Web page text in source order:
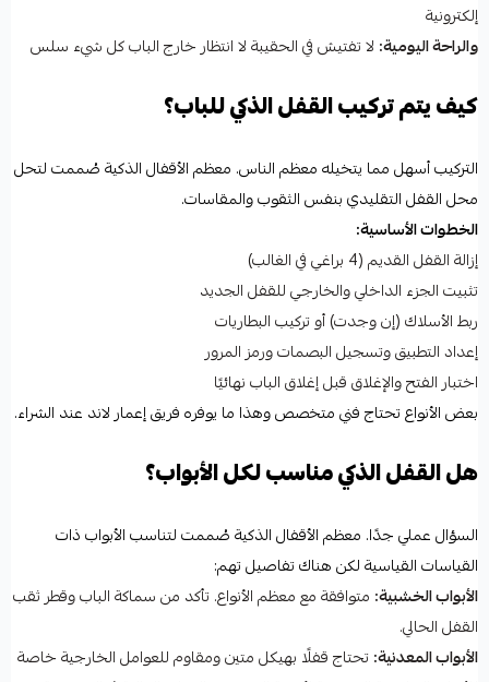
إلكترونية
والراحة اليومية: لا تفتيش في الحقيبة لا انتظار خارج الباب كل شيء سلس
كيف يتم تركيب القفل الذكي للباب؟
التركيب أسهل مما يتخيله معظم الناس. معظم الأقفال الذكية صُممت لتحل
محل القفل التقليدي بنفس الثقوب والمقاسات.
الخطوات الأساسية:
إزالة القفل القديم (4 براغي في الغالب)
تثبيت الجزء الداخلي والخارجي للقفل الجديد
ربط الأسلاك (إن وجدت) أو تركيب البطاريات
إعداد التطبيق وتسجيل البصمات ورمز المرور
اختبار الفتح والإغلاق قبل إغلاق الباب نهائيًا
بعض الأنواع تحتاج فني متخصص وهذا ما يوفره فريق إعمار لاند عند الشراء.
هل القفل الذكي مناسب لكل الأبواب؟
السؤال عملي جدًا. معظم الأقفال الذكية صُممت لتناسب الأبواب ذات
القياسات القياسية لكن هناك تفاصيل تهم:
الأبواب الخشبية: متوافقة مع معظم الأنواع. تأكد من سماكة الباب وقطر ثقب
القفل الحالي.
الأبواب المعدنية:تحتاج قفلًا بهيكل متين ومقاوم للعوامل الخارجية خاصة